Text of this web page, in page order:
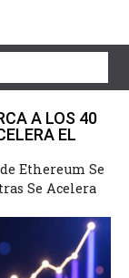
A LOS 40
EL
Ethereum Se
Se Acelera